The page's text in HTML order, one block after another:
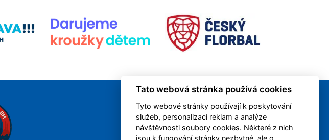
Tato webová stránka používá cookies
Tyto webové stránky používají k poskytování
služeb, personalizaci reklam a analýze
návštěvnosti soubory cookies. Některé z nich
jsou k fungování stránky nezbytné, ale o